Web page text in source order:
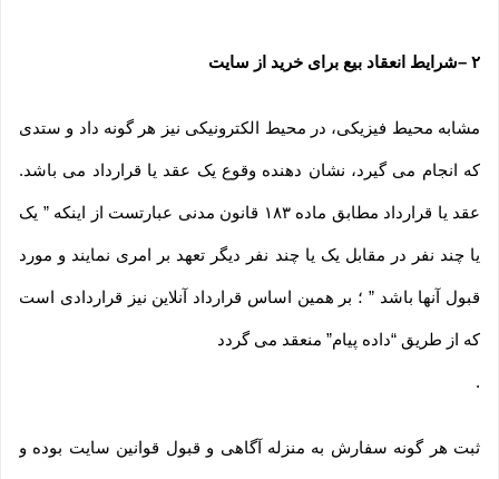
۲ –شرایط انعقاد بیع برای خرید از سایت
مشابه محیط فیزیکی، در محیط الکترونیکی نیز هر گونه داد و ستدی
که انجام می گیرد، نشان دهنده وقوع یک عقد یا قرارداد می باشد.
عقد یا قرارداد مطابق ماده ۱۸۳ قانون مدنی عبارتست از اینکه ” یک
یا چند نفر در مقابل یک یا چند نفر دیگر تعهد بر امری نمایند و مورد
قبول آنها باشد ” ؛ بر همین اساس قرارداد آنلاین نیز قراردادی است
که از طریق “داده پیام” منعقد می گردد
.
ثبت هر گونه سفارش به منزله آگاهی و قبول قوانین سایت بوده و